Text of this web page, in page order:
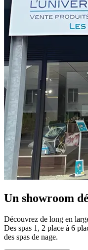
Un showroom
Découvrez de long en
Des spas 1, 2 place à 6
des spas de nage.